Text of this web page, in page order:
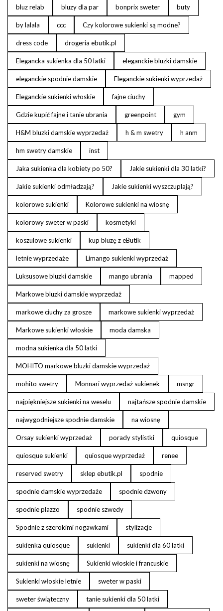
bluz relab bluzy dla par bonprix sweter buty
by lalala ccc Czy kolorowe sukienki są modne?
dress code drogeria ebutik.pl
Elegancka sukienka dla 50 latki eleganckie bluzki damskie
eleganckie spodnie damskie Eleganckie sukienki wyprzedaż
Eleganckie sukienki włoskie fajne ciuchy
Gdzie kupić fajne i tanie ubrania greenpoint gym
H&M bluzki damskie wyprzedaż h & m swetry h anm
hm swetry damskie inst
Jaka sukienka dla kobiety po 50? Jakie sukienki dla 30 latki?
Jakie sukienki odmładzają? Jakie sukienki wyszczuplają?
kolorowe sukienki Kolorowe sukienki na wiosnę
kolorowy sweter w paski kosmetyki
koszulowe sukienki kup bluzę z eButik
letnie wyprzedaże Limango sukienki wyprzedaż
Luksusowe bluzki damskie mango ubrania mapped
Markowe bluzki damskie wyprzedaż
markowe ciuchy za grosze markowe sukienki wyprzedaż
Markowe sukienki włoskie moda damska
modna sukienka dla 50 latki
MOHITO markowe bluzki damskie wyprzedaż
mohito swetry Monnari wyprzedaż sukienek msngr
najpiękniejsze sukienki na weselu najtańsze spodnie damskie
najwygodniejsze spodnie damskie na wiosnę
Orsay sukienki wyprzedaż porady stylistki quiosque
quiosque sukienki quiosque wyprzedaż renee
reserved swetry sklep ebutik.pl spodnie
spodnie damskie wyprzedaże spodnie dzwony
spodnie plazzo spodnie szwedy
Spodnie z szerokimi nogawkami stylizacje
sukienka quiosque sukienki sukienki dla 60 latki
sukienki na wiosnę Sukienki włoskie i francuskie
Sukienki włoskie letnie sweter w paski
sweter świąteczny tanie sukienki dla 50 latki